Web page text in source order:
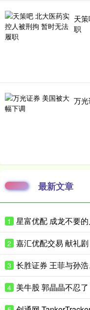
天
职
万
最新文章
1
2
3
4